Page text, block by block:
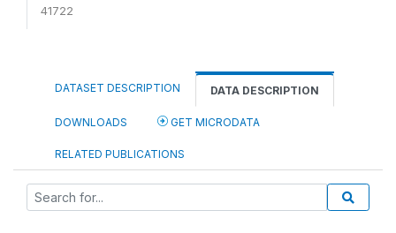
41722
DATASET DESCRIPTION DATA DESCRIPTION
DOWNLOADS GET MICRODATA
RELATED PUBLICATIONS